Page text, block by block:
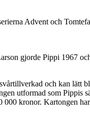
Advent och
gjorde Pippi 1967
och kan lätt
utformad som
kronor. Kartongen